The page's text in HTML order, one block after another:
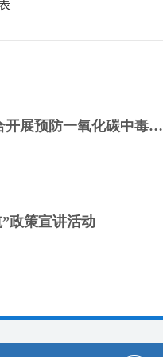
敲门入户送平安——致公党武汉市委会与新洲旧街街联合开展预防一氧化碳中毒入户宣传
政策宣讲活动